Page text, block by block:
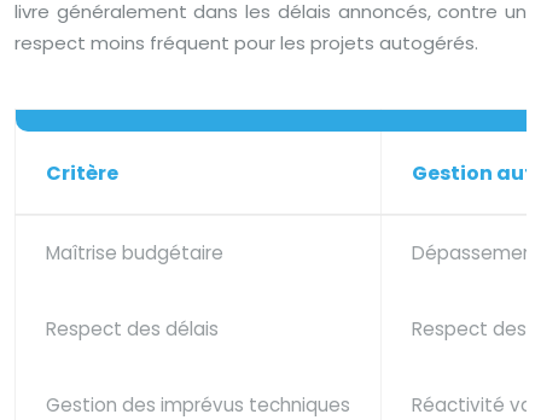
livre généralement dans les délais annoncés, contre un
respect moins fréquent pour les projets autogérés.
Critère Gestion
Maîtrise budgétaire
Respect des délais Respect des
Gestion des imprévus techniques Réactivité